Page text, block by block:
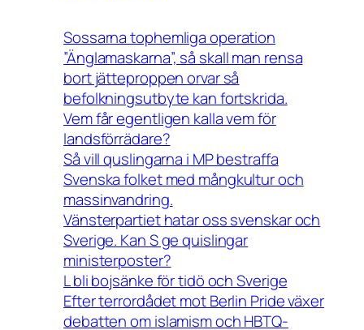
Sossarna tophemliga operation
”Änglamaskarna”, så skall man rensa
bort jätteproppen orvar så
befolkningsutbyte kan fortskrida.
Vem får egentligen kalla vem för
landsförrädare?
Så vill quslingarna i MP bestraffa
Svenska folket med mångkultur och
massinvandring.
Vänsterpartiet hatar oss svenskar och
Sverige. Kan S ge quislingar
ministerposter?
L bli bojsänke för tidö och Sverige
Efter terrordådet mot Berlin Pride växer
debatten om islamism och HBTQ-